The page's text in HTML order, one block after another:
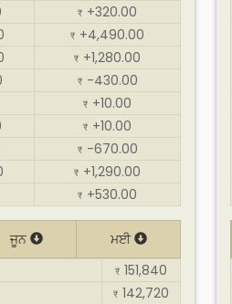
₹ +320.00
₹ +4,490.00
₹ +1,280.00
₹ -430.00
₹ +10.00
₹ +10.00
₹ -670.00
₹ +1,290.00
₹ +530.00
ਜੂਨ
ਮਈ
₹ 151,840
₹ 142,720